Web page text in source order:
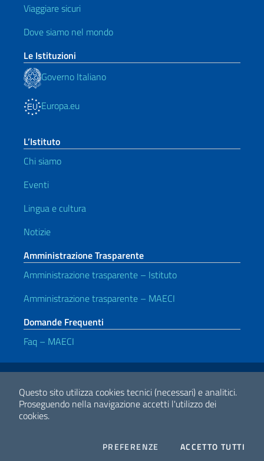
Questo sito utilizza cookies tecnici (necessari) e analitici.
Proseguendo nella navigazione accetti l'utilizzo dei
cookies.
PREFERENZE COOKIESACCETTO TUTTI
Viaggiare sicuri
Dove siamo nel mondo
Le Istituzioni
Governo Italiano
Europa.eu
L’Istituto
Chi siamo
Eventi
Lingua e cultura
Notizie
Amministrazione Trasparente
Amministrazione trasparente – Istituto
Amministrazione trasparente – MAECI
Domande Frequenti
Faq – MAECI
Link Utili